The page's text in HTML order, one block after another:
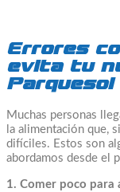
Errores
evita tu
Parquesol
Muchas personas
la alimentación que,
difíciles. Estos son
abordamos desde el
1. Comer poco para